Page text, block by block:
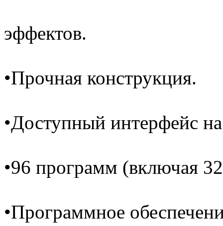
эффектов.
•Прочная конструкция.
•Доступный интерфейс
•96 программ (включая
•Программное